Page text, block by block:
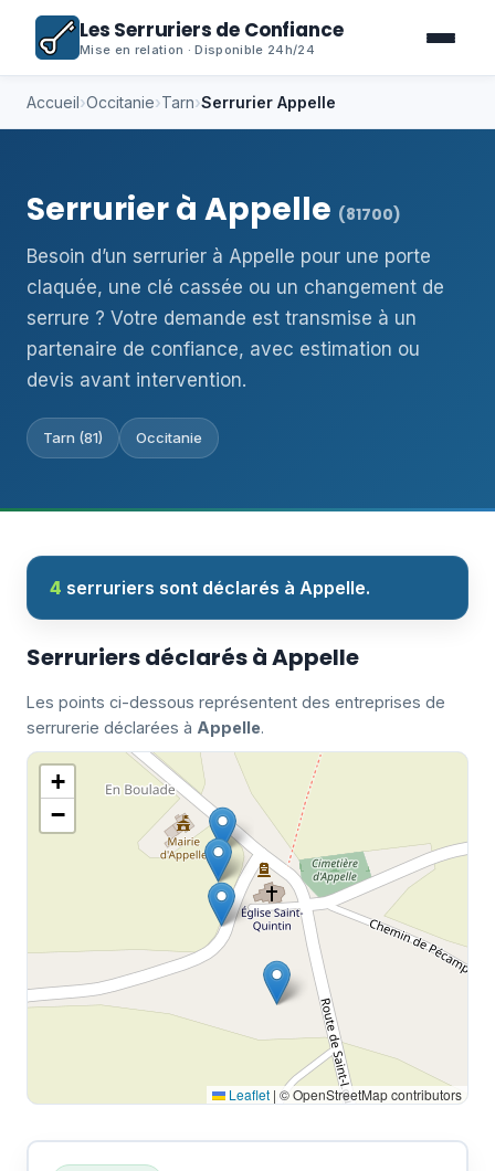
Les Serruriers de Confiance
Mise en relation · Disponible 24h/24
Accueil›Occitanie›Tarn›Serrurier Appelle
Serrurier à Appelle (81700)
Besoin d’un serrurier à Appelle pour une porte
claquée, une clé cassée ou un changement de
serrure ? Votre demande est transmise à un
partenaire de confiance, avec estimation ou
devis avant intervention.
Tarn (81) Occitanie
4 serruriers sont déclarés à Appelle.
Serruriers déclarés à Appelle
Les points ci-dessous représentent des entreprises de
serrurerie déclarées à Appelle.
+
−
Leaflet | © OpenStreetMap contributors